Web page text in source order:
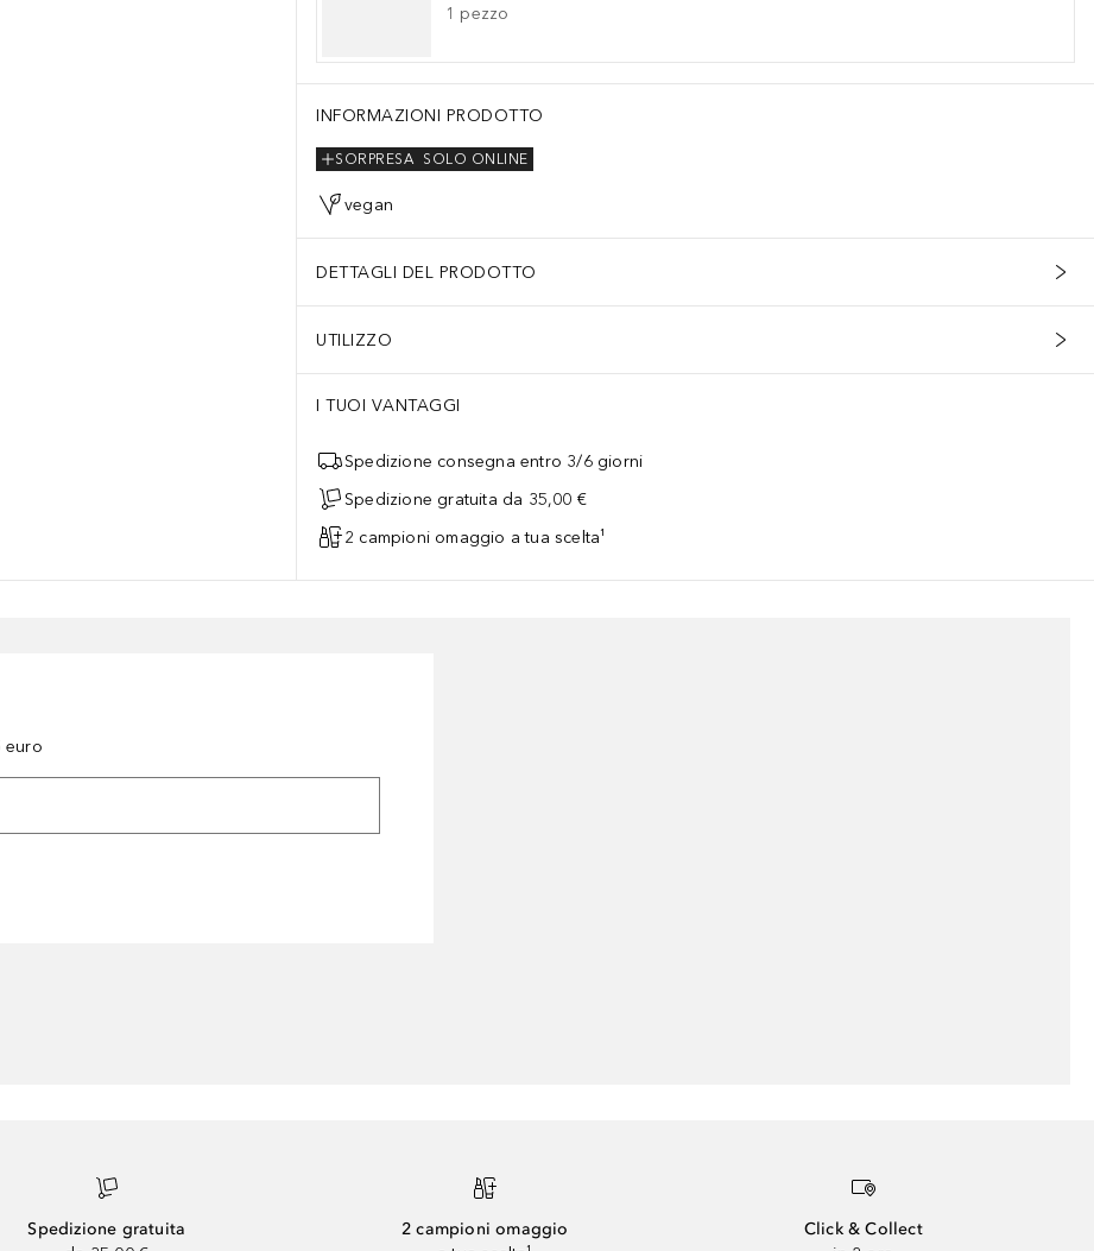
1 pezzo
INFORMAZIONI PRODOTTO
SOLO ONLINE
SORPRESA
vegan
DETTAGLI DEL PRODOTTO
UTILIZZO
I TUOI VANTAGGI
Spedizione consegna entro 3/6 giorni
Spedizione gratuita da 35,00 €
2 campioni omaggio a tua scelta¹
euro
Spedizione gratuita
2 campioni omaggio
Click & Collect